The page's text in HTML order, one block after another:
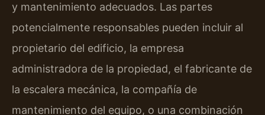
y mantenimiento adecuados. Las partes
potencialmente responsables pueden incluir al
propietario del edificio, la empresa
administradora de la propiedad, el fabricante de
la escalera mecánica, la compañía de
mantenimiento del equipo, o una combinación